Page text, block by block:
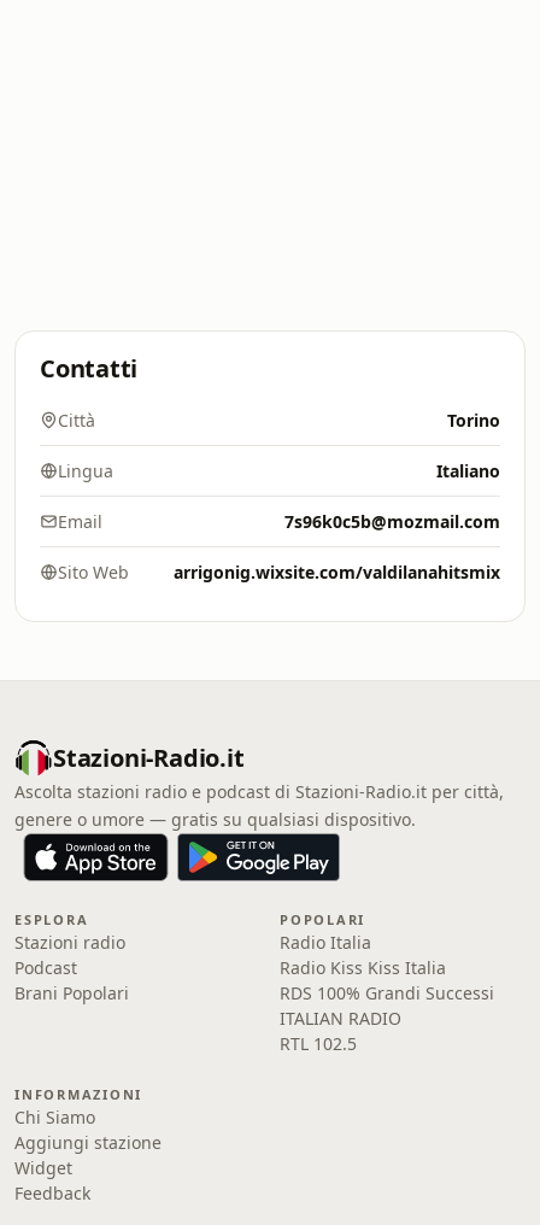
Contatti
Città Torino
Lingua Italiano
Email 7s96k0c5b@mozmail.com
Sito Web arrigonig.wixsite.com/valdilanahitsmix
Stazioni-Radio.it
Ascolta stazioni radio e podcast di Stazioni-Radio.it per città,
genere o umore — gratis su qualsiasi dispositivo.
ESPLORA
Stazioni radio
Podcast
Brani Popolari
POPOLARI
Radio Italia
Radio Kiss Kiss Italia
RDS 100% Grandi Successi
ITALIAN RADIO
RTL 102.5
INFORMAZIONI
Chi Siamo
Aggiungi stazione
Widget
Feedback